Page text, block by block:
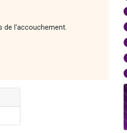
de l'accouchement.